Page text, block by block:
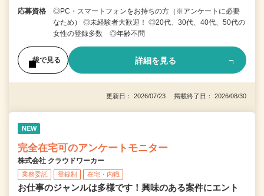
応募資格
◎PC・スマートフォンをお持ちの方（※アンケートに必要
なため） ◎未経験者大歓迎！ ◎20代、30代、40代、50代の
女性の登録多数 ◎年齢不問
後で見る 詳細を見る
更新日： 2026/07/23 掲載終了日： 2026/08/30
NEW
完全在宅可のアンケートモニター
株式会社 クラウドワーカー
業務委託 登録制 在宅・内職
お仕事のジャンルは多様です！興味のある案件にエント